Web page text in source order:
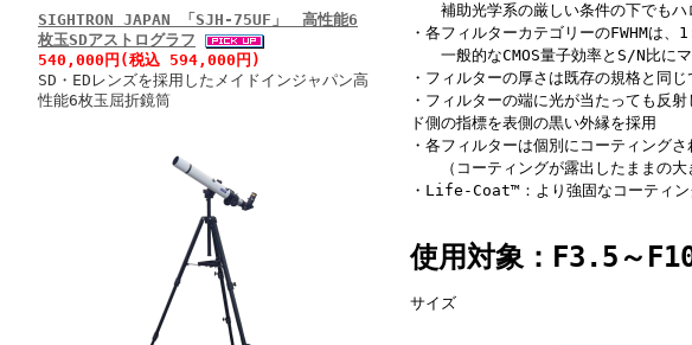
SIGHTRON JAPAN 「SJH-75UF」 高性能6
枚玉SDアストログラフ
540,000円(税込 594,000円)
SD・EDレンズを採用したメイドインジャパン高
性能6枚玉屈折鏡筒
補助光学系の厳しい条件の下でもハ
・各フィルターカテゴリーのFWHMは
一般的なCMOS量子効率とS/N比にマ
・フィルターの厚さは既存の規格と同
・フィルターの端に光が当たっても反
ド側の指標を表側の黒い外縁を採用
・各フィルターは個別にコーティング
（コーティングが露出したままの大
・Life-Coat™：より強固なコーティン
使用対象：F3.5～
サイズ